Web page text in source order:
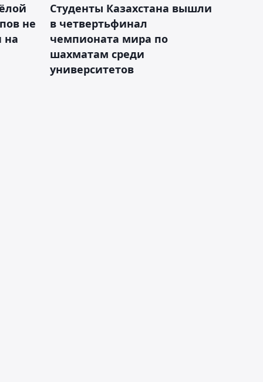
не
на
Студенты Казахстана вышли
в четвертьфинал
чемпионата мира по
шахматам среди
университетов